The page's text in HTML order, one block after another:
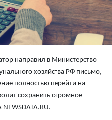
направил в Министерство
хозяйства РФ письмо,
полностью перейти на
сохранить огромное